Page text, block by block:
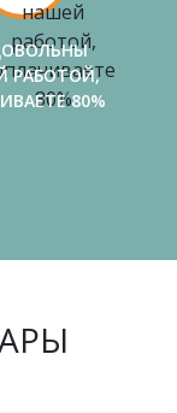
РАБОТОЙ,
80%